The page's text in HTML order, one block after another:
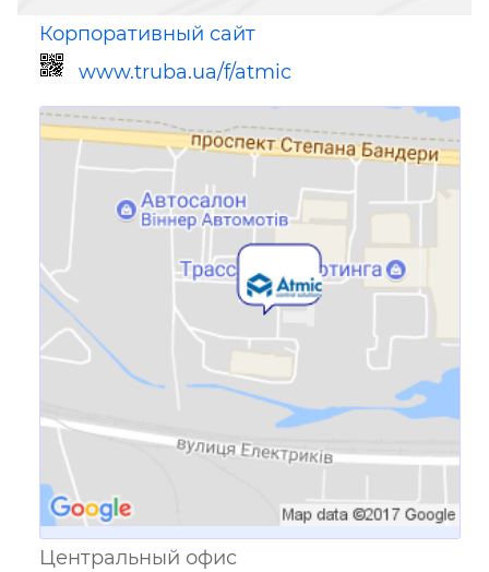
Корпоративный сайт
www.truba.ua/f/atmic
Ссылка для мобильных устройств
Центральный офис